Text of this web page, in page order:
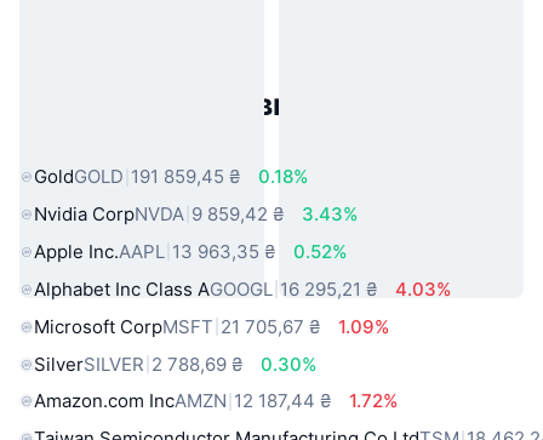
Популярні активи реального
GoldGOLD 191 859,45 ₴
0.18%
Nvidia CorpNVDA 9 859,42 ₴
3.43%
Apple Inc.AAPL 13 963,35 ₴
0.52%
Alphabet Inc Class AGOOGL 16 295,21 ₴
4.03%
Microsoft CorpMSFT 21 705,67 ₴
1.09%
SilverSILVER 2 788,69 ₴
0.30%
Amazon.com IncAMZN 12 187,44 ₴
1.72%